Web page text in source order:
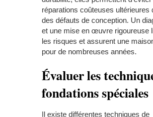
réparations coûteuses ultérieures
des défauts de conception. Un
et une mise en œuvre rigoureuse
les risques et assurent une
pour de nombreuses années.
Évaluer les
fondations spéciales
Il existe différentes techniques de